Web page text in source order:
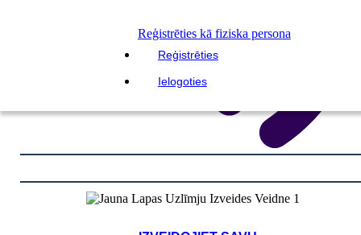
Reģistrēties kā fiziska persona
Reģistrēties
Ielogoties